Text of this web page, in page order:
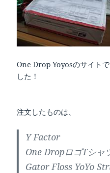
One Drop Yoyosのサイト
した！
注文したものは、
Y Factor
One DropロゴTシャ
Gator Floss YoYo